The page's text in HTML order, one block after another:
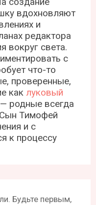
вдохновляют
и
редактора
вокруг света.
с
что-то
проверенные,
каклуковый
— родные всегда
Тимофей
и с
к процессу
Будьте первым,